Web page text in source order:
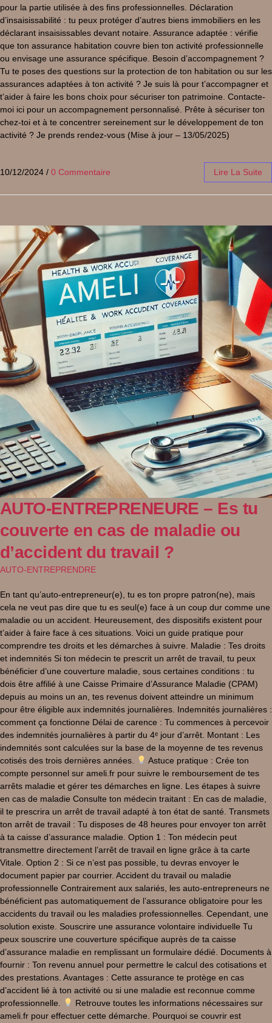
pour la partie utilisée à des fins professionnelles. Déclaration
d’insaisissabilité : tu peux protéger d’autres biens immobiliers en les
déclarant insaisissables devant notaire. Assurance adaptée : vérifie
que ton assurance habitation couvre bien ton activité professionnelle
ou envisage une assurance spécifique. Besoin d’accompagnement ?
Tu te poses des questions sur la protection de ton habitation ou sur les
assurances adaptées à ton activité ? Je suis là pour t’accompagner et
t’aider à faire les bons choix pour sécuriser ton patrimoine. Contacte-
moi ici pour un accompagnement personnalisé. Prête à sécuriser ton
chez-toi et à te concentrer sereinement sur le développement de ton
activité ? Je prends rendez-vous (Mise à jour – 13/05/2025)
10/12/2024 / 0 Commentaire Lire La Suite
AUTO-ENTREPRENEURE – Es tu
couverte en cas de maladie ou
d’accident du travail ?
AUTO-ENTREPRENDRE
En tant qu’auto-entrepreneur(e), tu es ton propre patron(ne), mais
cela ne veut pas dire que tu es seul(e) face à un coup dur comme une
maladie ou un accident. Heureusement, des dispositifs existent pour
t’aider à faire face à ces situations. Voici un guide pratique pour
comprendre tes droits et les démarches à suivre. Maladie : Tes droits
et indemnités Si ton médecin te prescrit un arrêt de travail, tu peux
bénéficier d’une couverture maladie, sous certaines conditions : tu
dois être affilié à une Caisse Primaire d’Assurance Maladie (CPAM)
depuis au moins un an, tes revenus doivent atteindre un minimum
pour être éligible aux indemnités journalières. Indemnités journalières :
comment ça fonctionne Délai de carence : Tu commences à percevoir
des indemnités journalières à partir du 4ᵉ jour d’arrêt. Montant : Les
indemnités sont calculées sur la base de la moyenne de tes revenus
cotisés des trois dernières années.
Astuce pratique : Crée ton
compte personnel sur ameli.fr pour suivre le remboursement de tes
arrêts maladie et gérer tes démarches en ligne. Les étapes à suivre
en cas de maladie Consulte ton médecin traitant : En cas de maladie,
il te prescrira un arrêt de travail adapté à ton état de santé. Transmets
ton arrêt de travail : Tu disposes de 48 heures pour envoyer ton arrêt
à ta caisse d’assurance maladie. Option 1 : Ton médecin peut
transmettre directement l’arrêt de travail en ligne grâce à ta carte
Vitale. Option 2 : Si ce n’est pas possible, tu devras envoyer le
document papier par courrier. Accident du travail ou maladie
professionnelle Contrairement aux salariés, les auto-entrepreneurs ne
bénéficient pas automatiquement de l’assurance obligatoire pour les
accidents du travail ou les maladies professionnelles. Cependant, une
solution existe. Souscrire une assurance volontaire individuelle Tu
peux souscrire une couverture spécifique auprès de ta caisse
d’assurance maladie en remplissant un formulaire dédié. Documents à
fournir : Ton revenu annuel pour permettre le calcul des cotisations et
des prestations. Avantages : Cette assurance te protège en cas
d’accident lié à ton activité ou si une maladie est reconnue comme
professionnelle.
Retrouve toutes les informations nécessaires sur
ameli.fr pour effectuer cette démarche. Pourquoi se couvrir est